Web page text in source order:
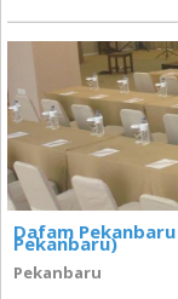
Dafam
Pekanbaru)
Pekanbaru